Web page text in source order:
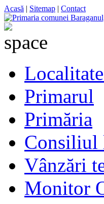
Acasă | Sitemap | Contact
Primarul
Primăria
Consiliul
Vânzări
Monitor